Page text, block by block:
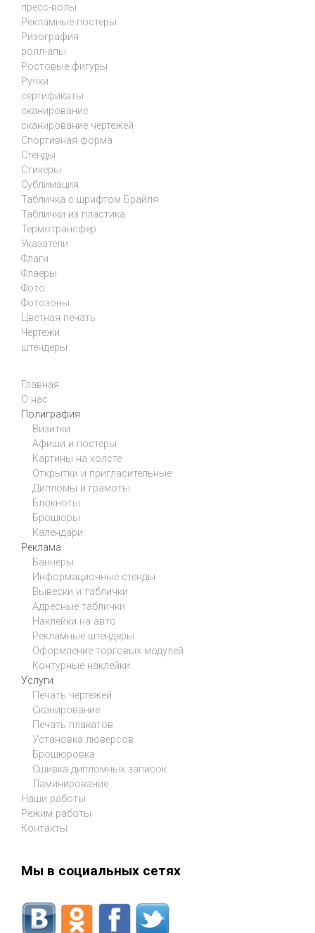
пресс-волы
Рекламные постеры
Ризография
ролл-апы
Ростовые фигуры
Ручки
сертификаты
сканирование
сканирование чертежей
Спортивная форма
Стенды
Стикеры
Сублимация
Табличка с шрифтом Брайля
Таблички из пластика
Термотрансфер
Указатели
Флаги
Флаеры
Фото
Фотозоны
Цветная печать
Чертежи
штендеры
Главная
О нас
Полиграфия
Визитки
Афиши и постеры
Картины на холсте
Открытки и пригласительные
Дипломы и грамоты
Блокноты
Брошюры
Календари
Реклама
Баннеры
Информационные стенды
Вывески и таблички
Адресные таблички
Наклейки на авто
Рекламные штендеры
Оформление торговых модулей
Контурные наклейки
Услуги
Печать чертежей
Сканирование
Печать плакатов
Установка люверсов
Брошюровка
Сшивка дипломных записок
Ламинирование
Наши работы
Режим работы
Контакты
Мы в социальных сетях